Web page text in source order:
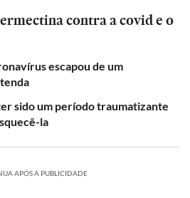
contra a covid e o
escapou de um
sido um período traumatizante
la
APÓS A PUBLICIDADE